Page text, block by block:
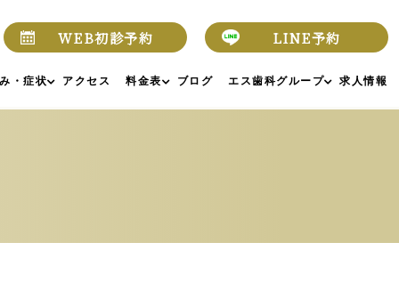
WEB初診予約 LINE予約
・症状 アクセス 料金表 ブログ エス歯科グループ 求人情報